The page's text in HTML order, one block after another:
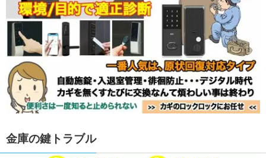
金庫の鍵トラブル